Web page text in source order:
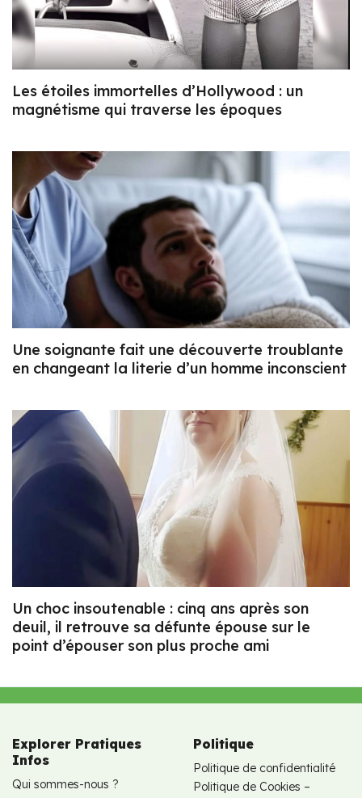
Les étoiles immortelles d’Hollywood : un
magnétisme qui traverse les époques
Une soignante fait une découverte troublante
en changeant la literie d’un homme inconscient
Un choc insoutenable : cinq ans après son
deuil, il retrouve sa défunte épouse sur le
point d’épouser son plus proche ami
Explorer Pratiques
Infos
Qui sommes-nous ?
Politique
Politique de confidentialité
Politique de Cookies –